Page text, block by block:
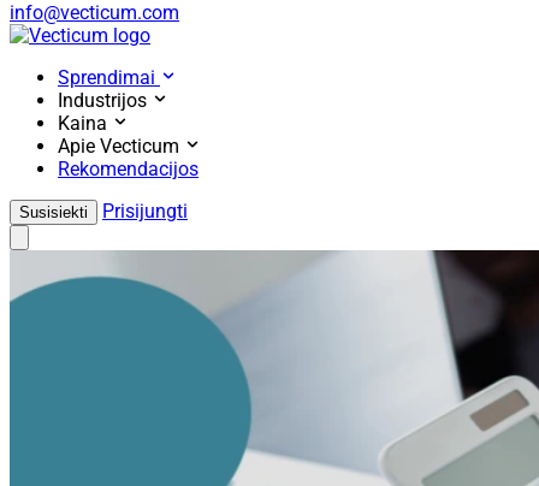
info@vecticum.com
Home
Sprendimai
Industrijos
Kaina
Apie Vecticum
Rekomendacijos
Susisiekti Prisijungti